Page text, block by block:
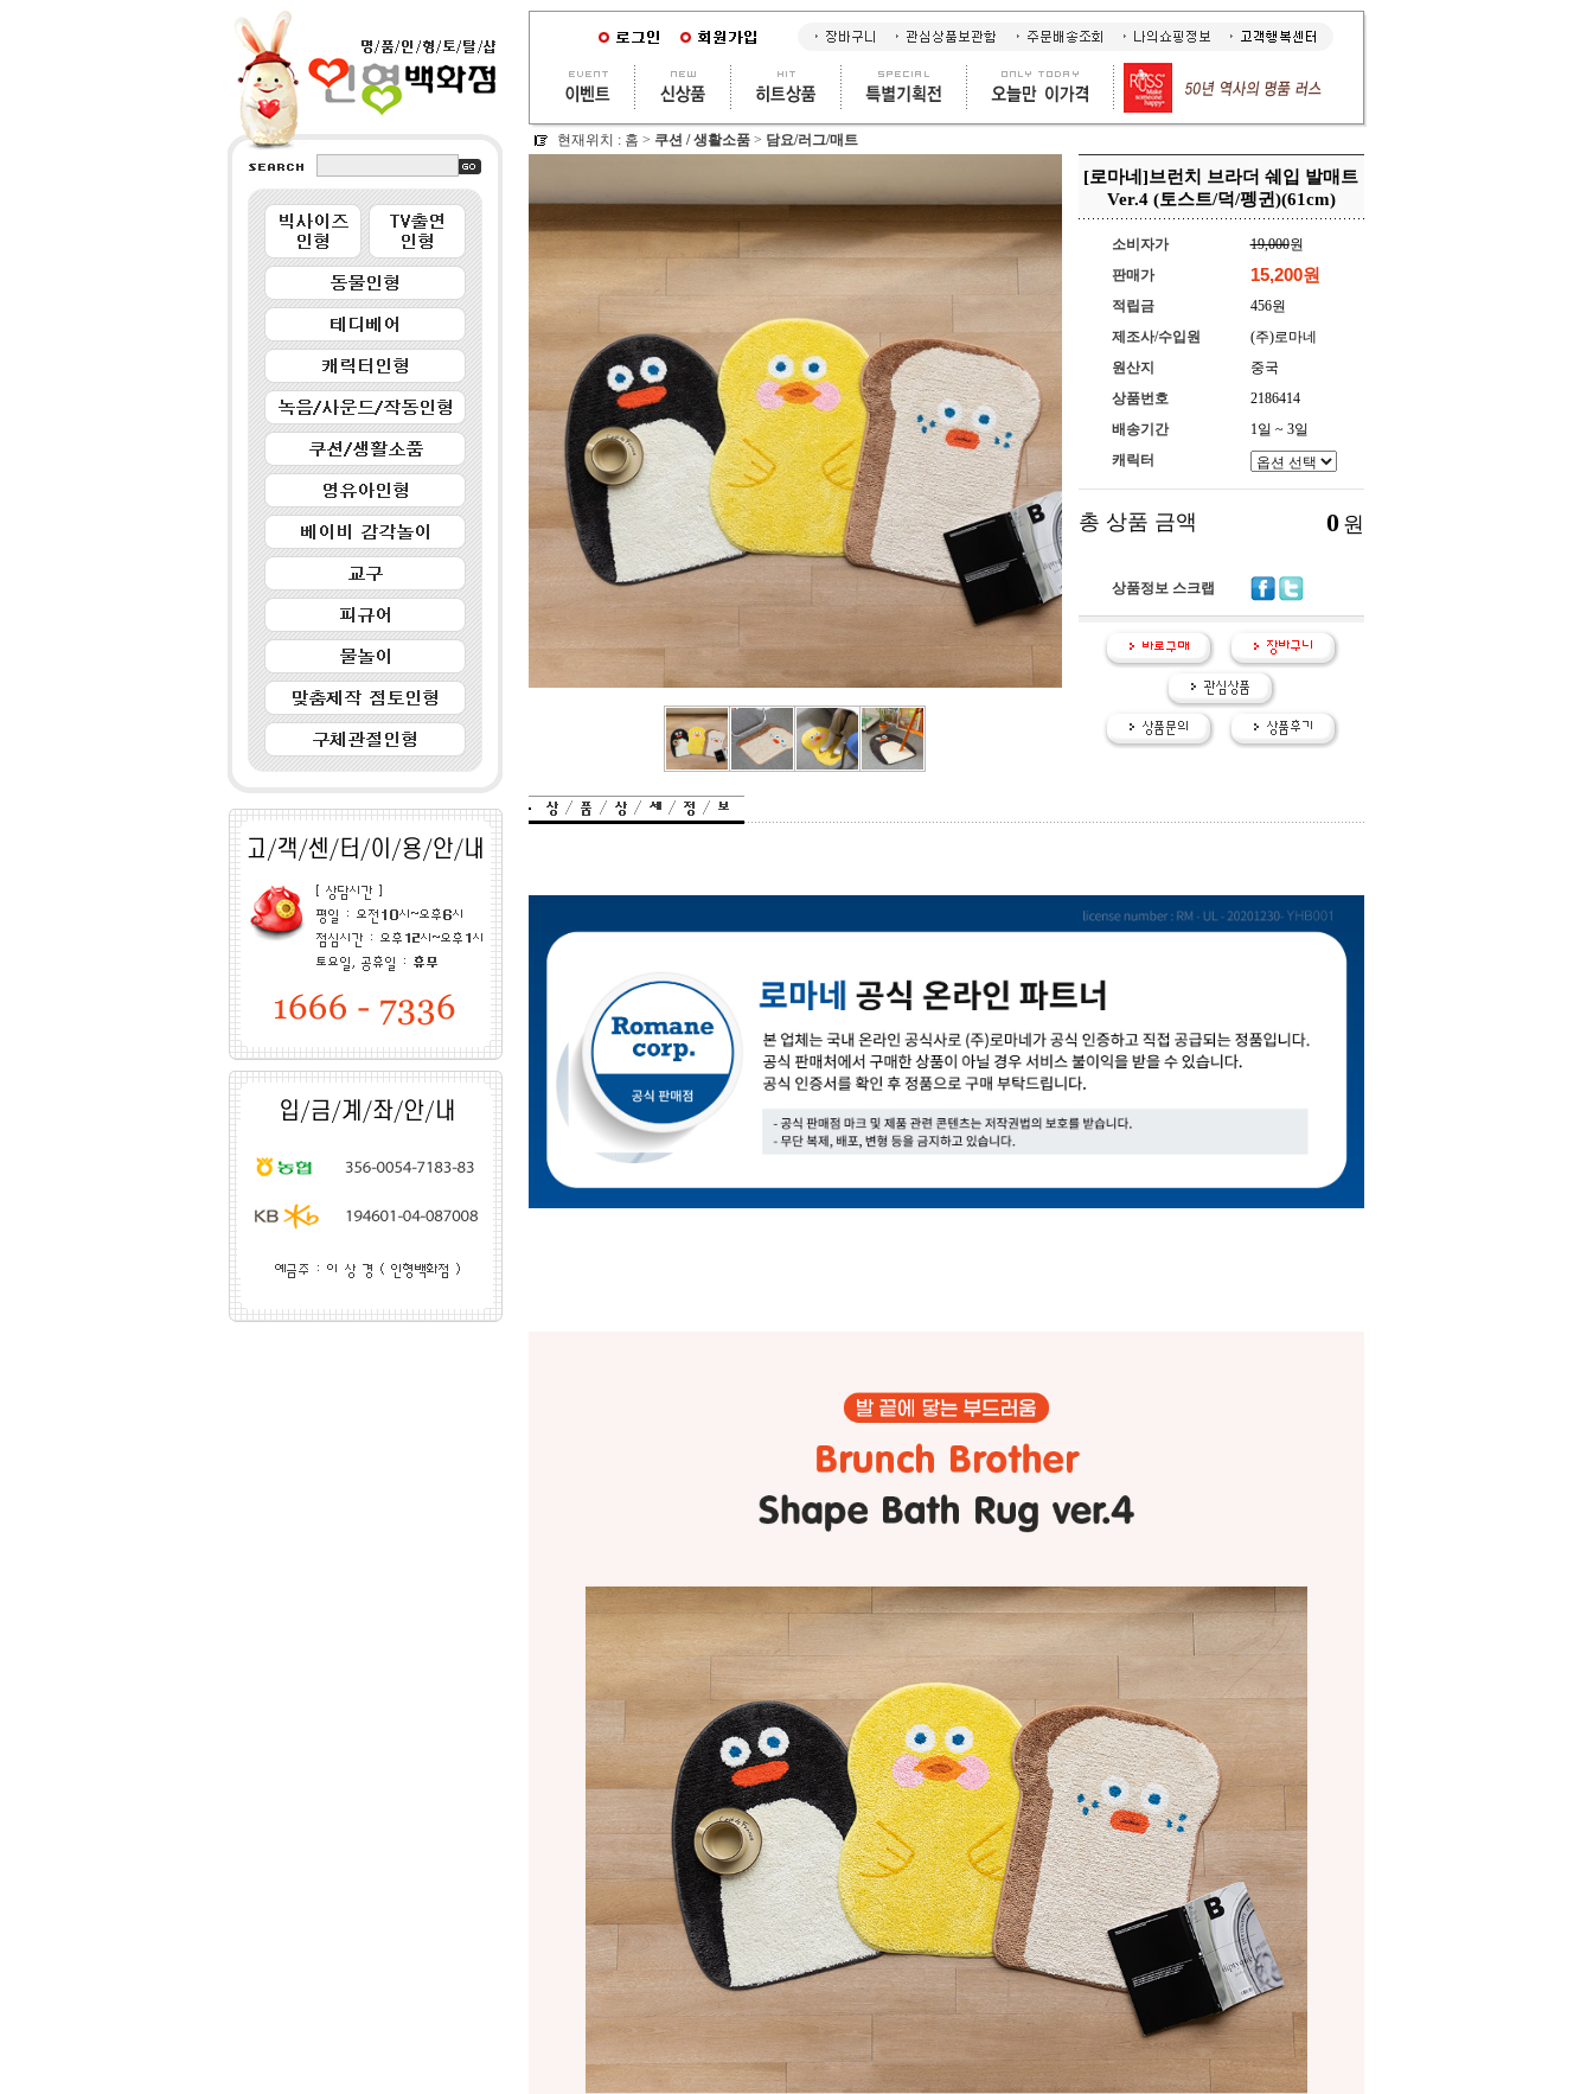
현재위치 : 홈 > 쿠션 / 생활소품> 담요/러그/매트
[로마네]브런치 브라더 쉐입 발매트
Ver.4 (토스트/덕/펭귄)(61cm)
소비자가 19,000원
판매가
15,200원
적립금
456원
제조사/수입원
(주)로마네
원산지
중국
상품번호
2186414
배송기간
1일 ~ 3일
캐릭터
총 상품 금액 0 원
상품정보 스크랩